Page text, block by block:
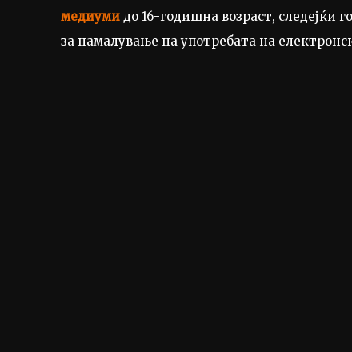
медиуми до 16-годишна возраст, следејќи
за намалување на употребата на